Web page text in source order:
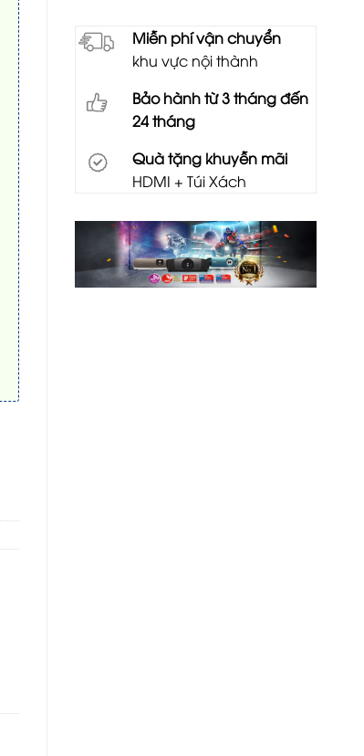
Miễn phí vận chuyển
khu vực nội thành
Bảo hành từ 3 tháng đến
24 tháng
Quà tặng khuyễn mãi
HDMI + Túi Xách